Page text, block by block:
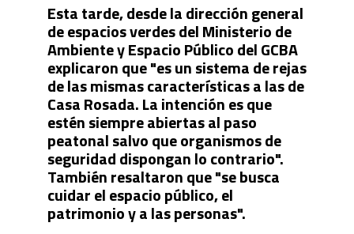
Esta tarde, desde la dirección general
de espacios verdes del Ministerio de
Ambiente y Espacio Público del GCBA
explicaron que "es un sistema de rejas
de las mismas características a las de
Casa Rosada. La intención es que
estén siempre abiertas al paso
peatonal salvo que organismos de
seguridad dispongan lo contrario".
También resaltaron que "se busca
cuidar el espacio público, el
patrimonio y a las personas".